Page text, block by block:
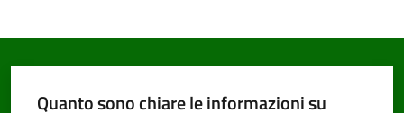
Seguici
Quanto sono chiare le informazioni su